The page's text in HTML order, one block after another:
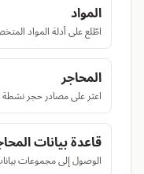
المواد
اطّلع على أدلة المواد
المحاجر
اعثر على مصادر حجر نشطة
قاعدة بيانات
الوصول إلى مجموعات